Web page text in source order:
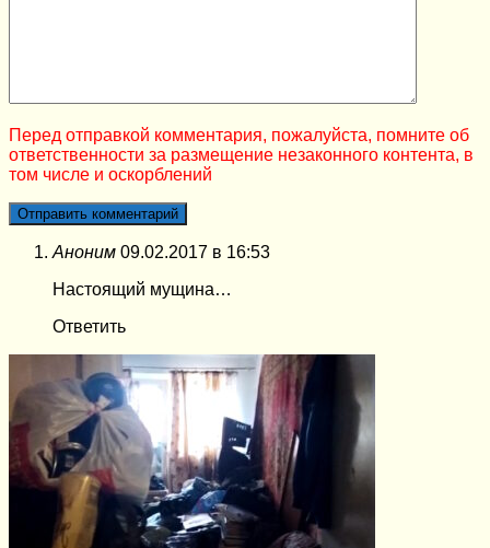
Перед отправкой комментария, пожалуйста, помните об
ответственности за размещение незаконного контента, в
том числе и оскорблений
Аноним 09.02.2017 в 16:53
Настоящий мущина…
Ответить